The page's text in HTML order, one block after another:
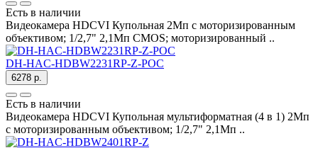
Есть в наличии
Видеокамера HDCVI Купольная 2Мп c моторизированным
объективом; 1/2,7" 2,1Mп CMOS; моторизированный ..
DH-HAC-HDBW2231RP-Z-POC
6278 р.
Есть в наличии
Видеокамера HDCVI Купольная мультиформатная (4 в 1) 2Мп
c моторизированным объективом; 1/2,7" 2,1Mп ..